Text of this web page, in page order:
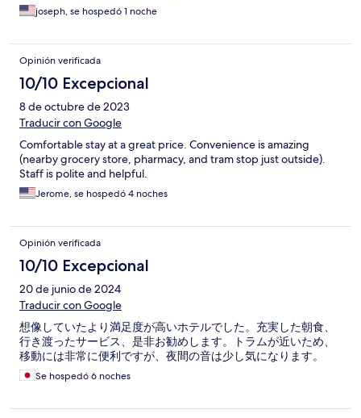
joseph, se hospedó 1 noche
Opinión verificada
10/10 Excepcional
8 de octubre de 2023
Traducir con Google
Comfortable stay at a great price. Convenience is amazing
(nearby grocery store, pharmacy, and tram stop just outside).
Staff is polite and helpful.
Jerome, se hospedó 4 noches
Opinión verificada
10/10 Excepcional
20 de junio de 2024
Traducir con Google
想像していたより満足度が高いホテルでした。充実した朝食、
行き渡ったサービス、是非お勧めします。トラムが近いため、
移動には非常に便利ですが、夜間の音は少し気になります。
Se hospedó 6 noches